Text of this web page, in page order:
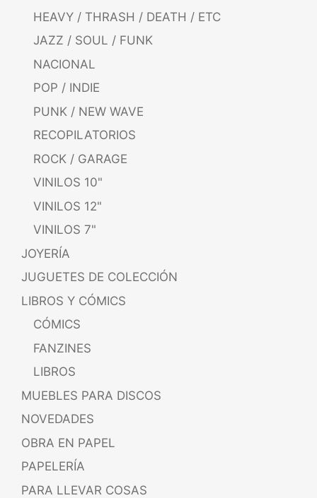
HEAVY / THRASH / DEATH / ETC
JAZZ / SOUL / FUNK
NACIONAL
POP / INDIE
PUNK / NEW WAVE
RECOPILATORIOS
ROCK / GARAGE
VINILOS 10"
VINILOS 12"
VINILOS 7"
JOYERÍA
JUGUETES DE COLECCIÓN
LIBROS Y CÓMICS
CÓMICS
FANZINES
LIBROS
MUEBLES PARA DISCOS
NOVEDADES
OBRA EN PAPEL
PAPELERÍA
PARA LLEVAR COSAS